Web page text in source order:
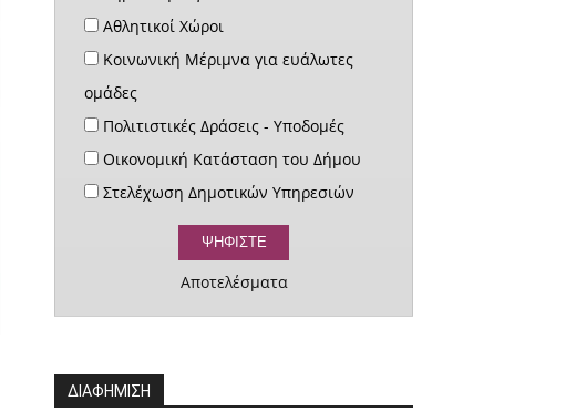
Αθλητικοί Χώροι
Κοινωνική Μέριμνα για ευάλωτες
ομάδες
Πολιτιστικές Δράσεις - Υποδομές
Οικονομική Κατάσταση του Δήμου
Στελέχωση Δημοτικών Υπηρεσιών
Αποτελέσματα
ΔΙΑΦΗΜΙΣΗ